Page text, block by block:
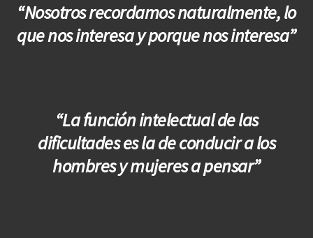
“Nosotros recordamos naturalmente, lo
que nos interesa y porque nos interesa”
“La función intelectual de las
dificultades es la de conducir a los
hombres y mujeres a pensar”